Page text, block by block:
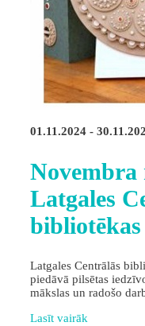
01.11.2024 -
Novembra
Latgales
Latgales Centrālās
piedāvā pilsētas
mākslas un radošo
Lasīt vairāk